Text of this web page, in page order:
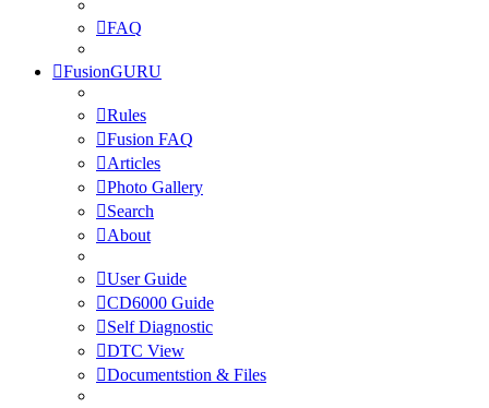
FAQ
FusionGURU
Rules
Fusion FAQ
Articles
Photo Gallery
Search
About
User Guide
CD6000 Guide
Self Diagnostic
DTC View
Documentstion & Files